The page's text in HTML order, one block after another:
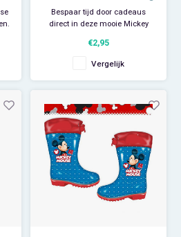
L - Disney
Bespaar tijd door cadeaus
direct in deze mooie Mickey
hoeft ze niet meer één voor één
in te pakken. Deze grote Disney
cadeautas heeft een afbeelding
van Mickey Mouse en 2 stevige
H45 x B33 x D10
€2,95
Vergelijk